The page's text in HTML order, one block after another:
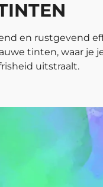
en rustgevend
tinten, waar
uitstraalt.